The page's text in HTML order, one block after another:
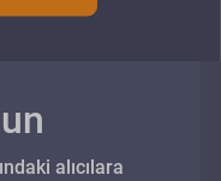
alıcılara